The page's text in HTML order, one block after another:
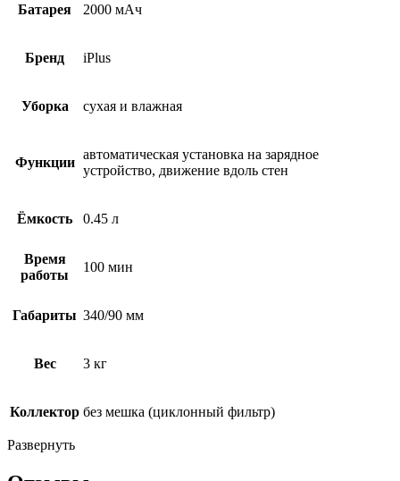
Батарея 2000 мАч
Бренд iPlus
Уборка сухая и влажная
Функции
автоматическая установка на зарядное
устройство, движение вдоль стен
Ёмкость 0.45 л
Время
работы
100 мин
Габариты 340/90 мм
Вес 3 кг
Коллектор без мешка (циклонный фильтр)
Развернуть